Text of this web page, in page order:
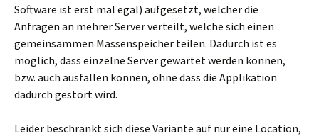
Software ist erst mal egal) aufgesetzt, welcher die
Anfragen an mehrer Server verteilt, welche sich einen
gemeinsammen Massenspeicher teilen. Dadurch ist es
möglich, dass einzelne Server gewartet werden können,
bzw. auch ausfallen können, ohne dass die Applikation
dadurch gestört wird.
Leider beschränkt sich diese Variante auf nur eine Location,